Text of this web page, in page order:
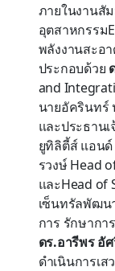
ภายในงานสัม
อุตสาหกรรม
พลังงานสะอ
ประกอบด้วย
and
นายอัครินทร์
และประธาน
ยูทิลิตี้ส์ แอนด์
รวงษ์ Head
และHead of
เซ็นทรัลพัฒน
การ รักษาก
ดร.อารีพร อั
ดำเนินการเส